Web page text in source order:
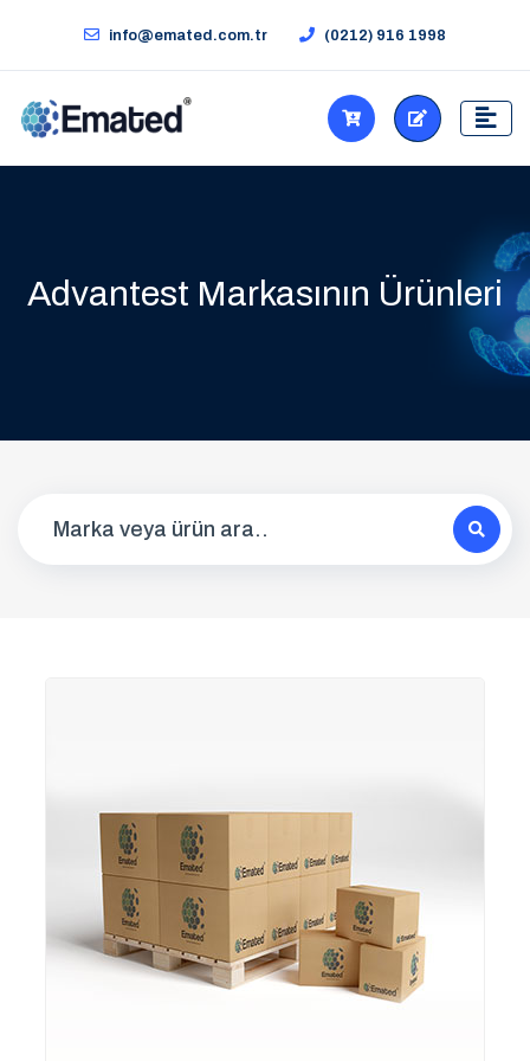
info@emated.com.tr (0212) 916 1998
Advantest Markasının Ürünleri